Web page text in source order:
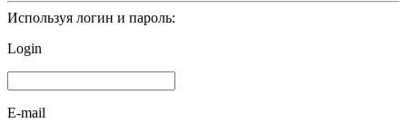
Используя логин и пароль:
Login
E-mail